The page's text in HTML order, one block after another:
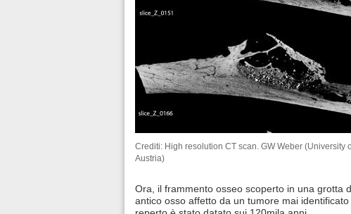
Crediti: High resolution CT scan. GW Weber (University
Austria)
Ora, il frammento osseo scoperto in una grotta
antico osso affetto da un tumore mai